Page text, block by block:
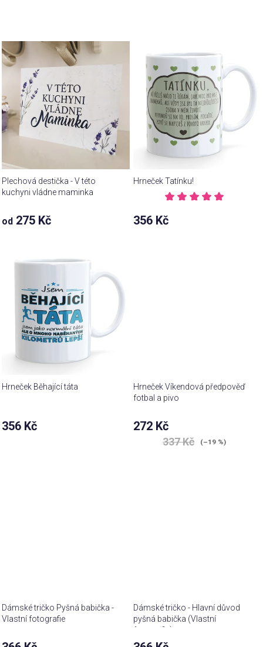
Plechová destička - V této
kuchyni vládne maminka
Průměrné
hodnocení
z 5
od 275 Kč
Hrneček Tatínku!
hodnocení
produktu
356 Kč
Hrneček Běhající táta
356 Kč
Hrneček Víkendová předpověď
fotbal a pivo
272 Kč
337 Kč (–19 %)
Dámské tričko Pyšná babička -
Vlastní fotografie
Dámské tričko - Hlavní důvod
pyšná babička (Vlastní
fotografie)